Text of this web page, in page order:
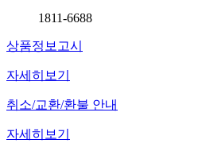
1811-6688
상품정보고시
자세히보기
취소/교환/환불 안내
자세히보기